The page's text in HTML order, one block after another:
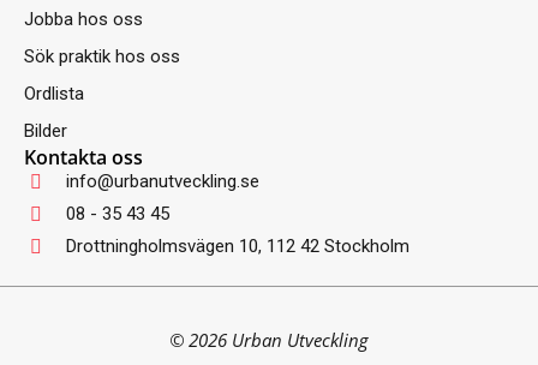
Jobba hos oss
Sök praktik hos oss
Ordlista
Bilder
Kontakta oss
info@urbanutveckling.se
08 - 35 43 45
Drottningholmsvägen 10, 112 42 Stockholm
© 2026 Urban Utveckling